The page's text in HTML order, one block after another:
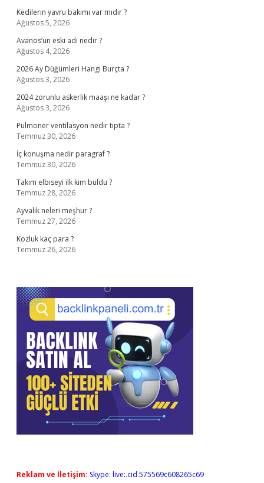
Kedilerin yavru bakımı var mıdır ?
Ağustos 5, 2026
Avanos’un eski adı nedir ?
Ağustos 4, 2026
2026 Ay Düğümleri Hangi Burçta ?
Ağustos 3, 2026
2024 zorunlu askerlik maaşı ne kadar ?
Ağustos 3, 2026
Pulmoner ventilasyon nedir tıpta ?
Temmuz 30, 2026
İç konuşma nedir paragraf ?
Temmuz 30, 2026
Takım elbiseyi ilk kim buldu ?
Temmuz 28, 2026
Ayvalık neleri meşhur ?
Temmuz 27, 2026
Kozluk kaç para ?
Temmuz 26, 2026
Reklam ve İletişim: Skype: live:.cid.575569c608265c69